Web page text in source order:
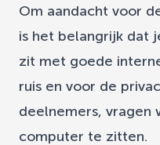
Om aandacht voor
is het belangrijk dat
zit met goede
ruis en voor de
deelnemers, vragen
computer te zitten.